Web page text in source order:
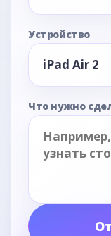
Устройство
Что нужно